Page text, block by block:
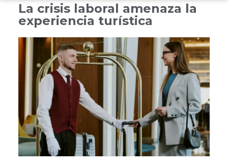
La crisis laboral amenaza la
experiencia turística